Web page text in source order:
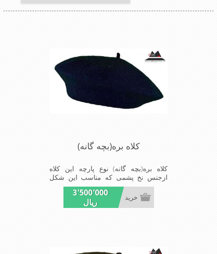
کلاه بره(بچه گانه)
کلاه بره(بچه گانه) نوع پارچه این کلاه
ازجنس نخ پشمی که مناسب این شکل
ازکلاه است شیک ومناسب بچه های خوش
پوش جنس عالی,بافتی
مناسب,سبکی,خوش فرمی
3٬500٬000
ریال
خرید